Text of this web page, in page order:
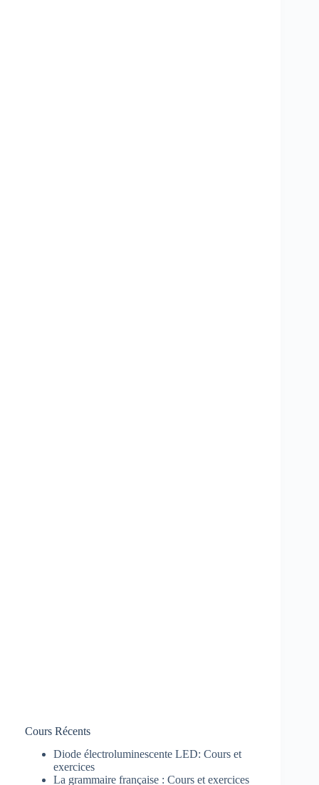
Cours Récents
Diode électroluminescente LED: Cours et
exercices
La grammaire française : Cours et exercices